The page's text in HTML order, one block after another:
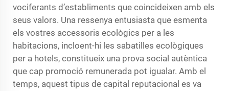
vociferants d’establiments que coincideixen amb els
seus valors. Una ressenya entusiasta que esmenta
els vostres accessoris ecològics per a les
habitacions, incloent-hi les sabatilles ecològiques
per a hotels, constitueix una prova social autèntica
que cap promoció remunerada pot igualar. Amb el
temps, aquest tipus de capital reputacional es va